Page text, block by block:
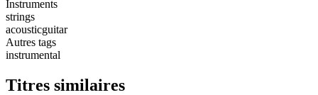
Instruments
strings
acousticguitar
Autres tags
instrumental
Titres similaires